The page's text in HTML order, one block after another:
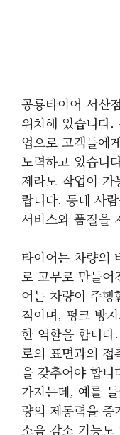
공룡타이어 서산
위치해 있습니다
업으로 고객들에
노력하고 있습니
제라도 작업이
랍니다. 동네 사
서비스와 품질을
타이어는 차량의
로 고무로 만들어
어는 차량이 주
직이며, 펑크 방
한 역할을 합니
로의 표면과의
을 갖추어야 합
가지는데, 예를
량의 제동력을
소음 감소 기능도